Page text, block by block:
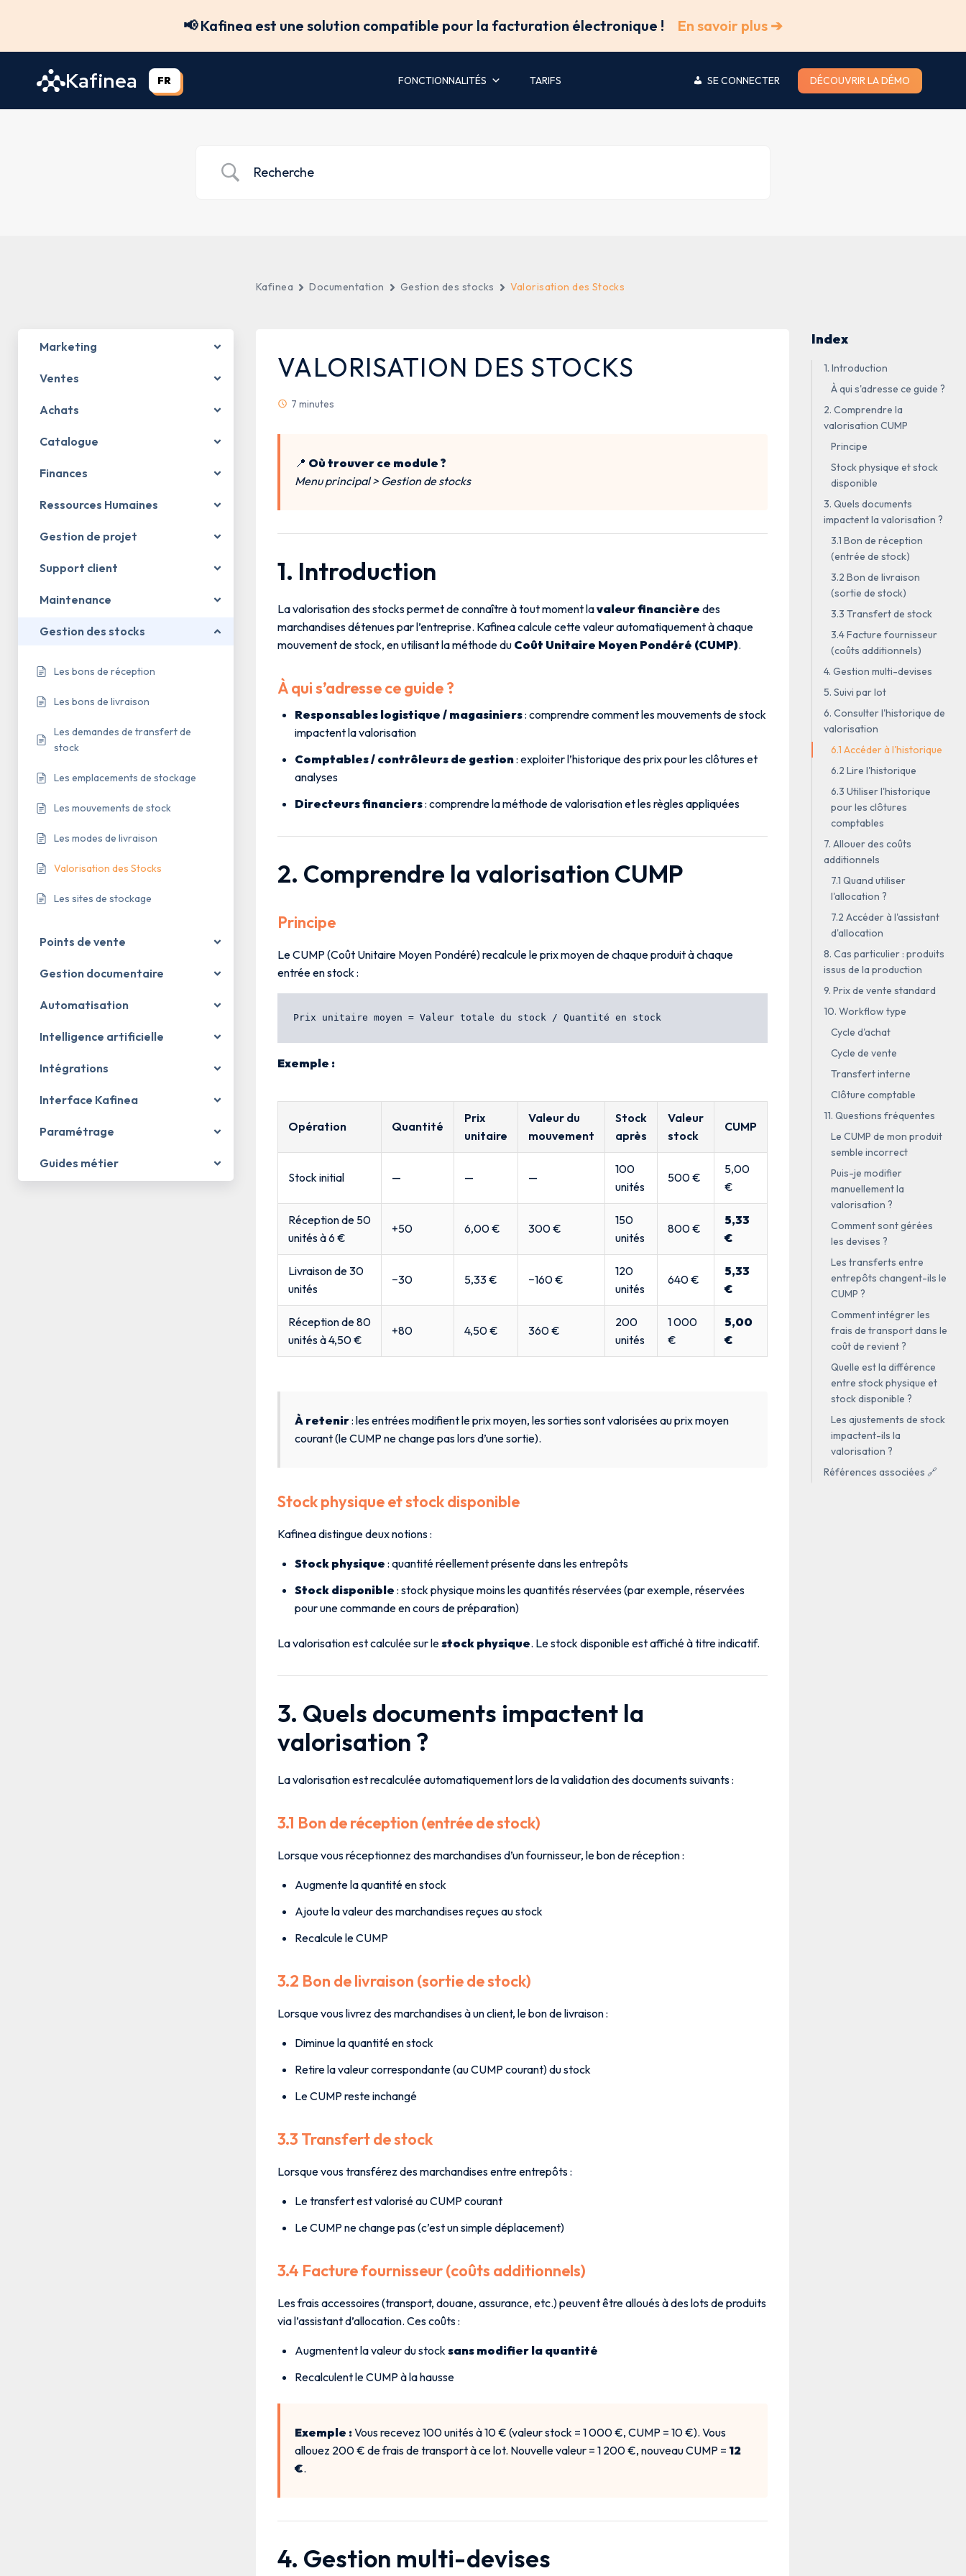
📢 Kafinea est une solution compatible pour la facturation électronique ! En savoir plus ➔
Kafinea FR FONCTIONNALITÉS TARIFS SE CONNECTER DÉCOUVRIR LA DÉMO
Marketing
Ventes
Achats
Catalogue
Finances
Ressources Humaines
Gestion de projet
Support client
Maintenance
Gestion des stocks
Les bons de réception
Les bons de livraison
Les demandes de transfert de
stock
Les emplacements de stockage
Les mouvements de stock
Les modes de livraison
Valorisation des Stocks
Les sites de stockage
Points de vente
Gestion documentaire
Automatisation
Intelligence artificielle
Intégrations
Interface Kafinea
Paramétrage
Guides métier
Kafinea Documentation Gestion des stocks Valorisation des Stocks
VALORISATION DES STOCKS
7 minutes
📍 Où trouver ce module ?
Menu principal > Gestion de stocks
1. Introduction
La valorisation des stocks permet de connaître à tout moment lavaleur financière des
marchandises détenues par l’entreprise. Kafinea calcule cette valeur automatiquement à chaque
mouvement de stock, en utilisant la méthode du Coût Unitaire Moyen Pondéré (CUMP).
À qui s’adresse ce guide ?
Responsables logistique / magasiniers: comprendre comment les mouvements de stock
impactent la valorisation
Comptables / contrôleurs de gestion: exploiter l’historique des prix pour les clôtures et
analyses
Directeurs financiers: comprendre la méthode de valorisation et les règles appliquées
2. Comprendre la valorisation CUMP
Principe
Le CUMP (Coût Unitaire Moyen Pondéré) recalcule le prix moyen de chaque produit à chaque
entrée en stock :
Exemple :
Opération Quantité
Prix
unitaire
Valeur du
mouvement
Stock
après
Valeur
stock
CUMP
Stock initial — — —
100
unités
500 €
5,00
€
Réception de 50
unités à 6 €
+50 6,00 € 300 €
150
unités
800 €
5,33
€
Livraison de 30
unités
−30 5,33 € −160 €
120
unités
640 €
5,33
€
Réception de 80
unités à 4,50 €
+80 4,50 € 360 €
200
unités
1 000
€
5,00
€
À retenir: les entrées modifient le prix moyen, les sorties sont valorisées au prix moyen
courant (le CUMP ne change pas lors d’une sortie).
Stock physique et stock disponible
Kafinea distingue deux notions :
Stock physique : quantité réellement présente dans les entrepôts
Stock disponible : stock physique moins les quantités réservées (par exemple, réservées
pour une commande en cours de préparation)
La valorisation est calculée sur lestock physique. Le stock disponible est affiché à titre indicatif.
3. Quels documents impactent la
valorisation ?
La valorisation est recalculée automatiquement lors de la validation des documents suivants :
3.1 Bon de réception (entrée de stock)
Lorsque vous réceptionnez des marchandises d’un fournisseur, le bon de réception :
Augmente la quantité en stock
Ajoute la valeur des marchandises reçues au stock
Recalcule le CUMP
3.2 Bon de livraison (sortie de stock)
Lorsque vous livrez des marchandises à un client, le bon de livraison :
Diminue la quantité en stock
Retire la valeur correspondante (au CUMP courant) du stock
Le CUMP reste inchangé
3.3 Transfert de stock
Lorsque vous transférez des marchandises entre entrepôts :
Le transfert est valorisé au CUMP courant
Le CUMP ne change pas (c’est un simple déplacement)
3.4 Facture fournisseur (coûts additionnels)
Les frais accessoires (transport, douane, assurance, etc.) peuvent être alloués à des lots de produits
via l’assistant d’allocation. Ces coûts :
Augmentent la valeur du stock sans modifier la quantité
Recalculent le CUMP à la hausse
Exemple :Vous recevez 100 unités à 10 € (valeur stock = 1 000 €, CUMP = 10 €). Vous
allouez 200 € de frais de transport à ce lot. Nouvelle valeur = 1 200 €, nouveau CUMP = 12
€.
4. Gestion multi-devises
Index
1. Introduction
À qui s'adresse ce guide ?
2. Comprendre la
valorisation CUMP
Principe
Stock physique et stock
disponible
3. Quels documents
impactent la valorisation ?
3.1 Bon de réception
(entrée de stock)
3.2 Bon de livraison
(sortie de stock)
3.3 Transfert de stock
3.4 Facture fournisseur
(coûts additionnels)
4. Gestion multi-devises
5. Suivi par lot
6. Consulter l'historique de
valorisation
6.1 Accéder à l'historique
6.2 Lire l'historique
6.3 Utiliser l'historique
pour les clôtures
comptables
7. Allouer des coûts
additionnels
7.1 Quand utiliser
l'allocation ?
7.2 Accéder à l'assistant
d'allocation
8. Cas particulier : produits
issus de la production
9. Prix de vente standard
10. Workflow type
Cycle d'achat
Cycle de vente
Transfert interne
Clôture comptable
11. Questions fréquentes
Le CUMP de mon produit
semble incorrect
Puis-je modifier
manuellement la
valorisation ?
Comment sont gérées
les devises ?
Les transferts entre
entrepôts changent-ils le
CUMP ?
Comment intégrer les
frais de transport dans le
coût de revient ?
Quelle est la différence
entre stock physique et
stock disponible ?
Les ajustements de stock
impactent-ils la
valorisation ?
Références associées 🔗